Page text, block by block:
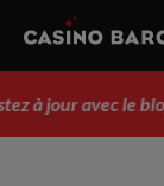
jour avec le blog